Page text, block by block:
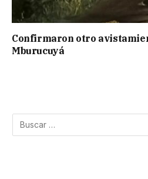
Confirmaron otro
Mburucuyá